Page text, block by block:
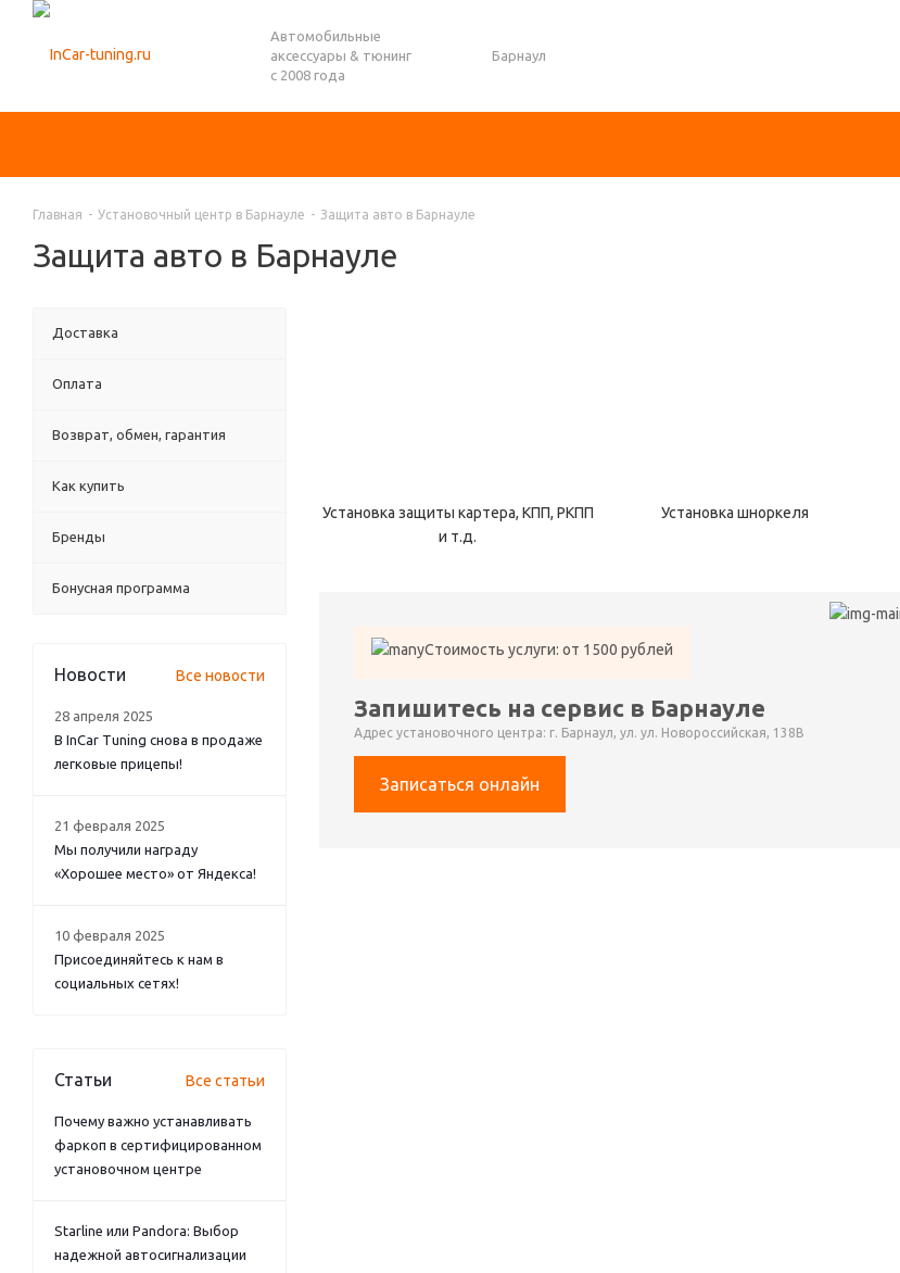
Автомобильные
аксессуары & тюнинг
с 2008 года
Барнаул
Главная - Установочный центр в Барнауле - Защита авто в Барнауле
Защита авто в Барнауле
Установка защиты картера, КПП, РКПП
и т.д.
Установка шноркеля
Стоимость услуги: от 1500 рублей
Запишитесь на сервис в Барнауле
Адрес установочного центра: г. Барнаул, ул. ул. Новороссийская, 138В
Записаться онлайн
Доставка
Оплата
Возврат, обмен, гарантия
Как купить
Бренды
Бонусная программа
Новости Все новости
28 апреля 2025
В InCar Tuning снова в продаже
легковые прицепы!
21 февраля 2025
Мы получили награду
«Хорошее место» от Яндекса!
10 февраля 2025
Присоединяйтесь к нам в
социальных сетях!
Статьи Все статьи
Почему важно устанавливать
фаркоп в сертифицированном
установочном центре
Starline или Pandora: Выбор
надежной автосигнализации